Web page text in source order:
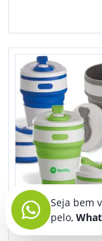
Seja bem
pelo,